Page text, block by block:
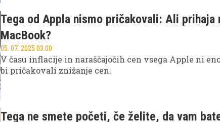
Tega od Appla nismo pričakovali: Ali prihaja
MacBook?
05. 07. 2025 03.00
V času inflacije in naraščajočih cen vsega Apple ni
bi pričakovali znižanje cen.
Tega ne smete početi, če želite, da vam